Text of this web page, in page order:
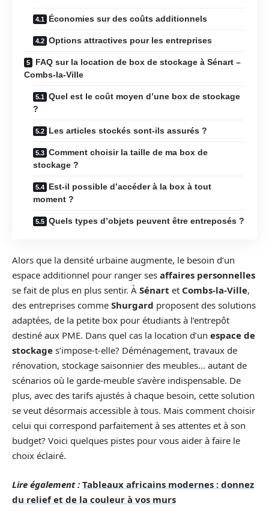
Économies sur des coûts additionnels
Options attractives pour les entreprises
FAQ sur la location de box de stockage à Sénart –
Combs-la-Ville
Quel est le coût moyen d’une box de stockage
?
Les articles stockés sont-ils assurés ?
Comment choisir la taille de ma box de
stockage ?
Est-il possible d’accéder à la box à tout
moment ?
Quels types d’objets peuvent être entreposés ?
Alors que la densité urbaine augmente, le besoin d’un
espace additionnel pour ranger ses affaires personnelles
se fait de plus en plus sentir. À Sénart et Combs-la-Ville,
des entreprises comme Shurgard proposent des solutions
adaptées, de la petite box pour étudiants à l’entrepôt
destiné aux PME. Dans quel cas la location d’un espace de
stockage s’impose-t-elle? Déménagement, travaux de
rénovation, stockage saisonnier des meubles… autant de
scénarios où le garde-meuble s’avère indispensable. De
plus, avec des tarifs ajustés à chaque besoin, cette solution
se veut désormais accessible à tous. Mais comment choisir
celui qui correspond parfaitement à ses attentes et à son
budget? Voici quelques pistes pour vous aider à faire le
choix éclairé.
Lire également : Tableaux africains modernes : donnez
du relief et de la couleur à vos murs